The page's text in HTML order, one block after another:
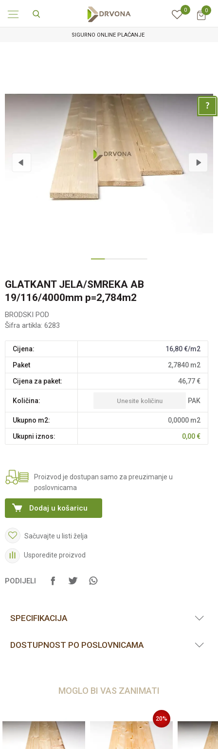
0 0
SIGURNO ONLINE PLAĆANJE
GLATKANT JELA/SMREKA AB
19/116/4000mm p=2,784m2
BRODSKI POD
Šifra artikla: 6283
Cijena: 16,80€/m2
paket 2,7840 m2
Cijena za paket: 46,77€
Količina: PAK
Ukupno m2: 0,0000 m2
Ukupni iznos: 0,00€
Proizvod je dostupan samo za preuzimanje u
poslovnicama
Dodaj u košaricu
Sačuvajte u listi želja
Usporedite proizvod
PODIJELI
SPECIFIKACIJA
DOSTUPNOST PO POSLOVNICAMA
MOGLO BI VAS ZANIMATI
20%